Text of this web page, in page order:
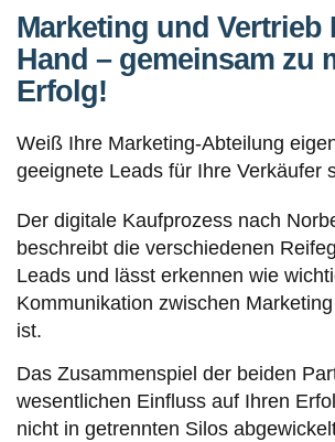
Marketing und Vertrieb
Hand – gemeinsam zu
Erfolg!
Weiß Ihre Marketing-Abteilung
geeignete Leads für Ihre Verkäufer
Der digitale Kaufprozess nach
beschreibt die verschiedenen
Leads und lässt erkennen wie
Kommunikation zwischen
ist.
Das Zusammenspiel der beiden
wesentlichen Einfluss auf Ihren
nicht in getrennten Silos